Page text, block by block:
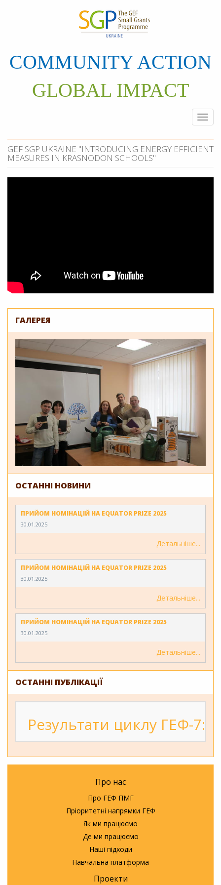
COMMUNITY ACTION
GLOBAL IMPACT
GEF SGP UKRAINE "INTRODUCING ENERGY EFFICIENT
MEASURES IN KRASNODON SCHOOLS"
ГАЛЕРЕЯ
ОСТАННІ НОВИНИ
ПРИЙОМ НОМІНАЦІЙ НА EQUATOR PRIZE 2025
30.01.2025
Детальніше
ПРИЙОМ НОМІНАЦІЙ НА EQUATOR PRIZE 2025
30.01.2025
Детальніше
ПРИЙОМ НОМІНАЦІЙ НА EQUATOR PRIZE 2025
30.01.2025
Детальніше
ОСТАННІ ПУБЛІКАЦІЇ
Результати циклу ГЕФ-7:
Про нас
Про ГЕФ ПМГ
Пріоритетні напрямки ГЕФ
Як ми працюємо
Де ми працюємо
Наші підходи
Навчальна платформа
Проекти